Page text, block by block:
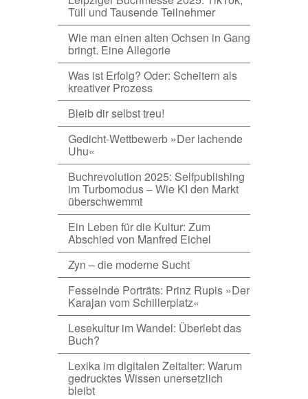
Tüll und Tausende Teilnehmer
Wie man einen alten Ochsen in Gang
bringt. Eine Allegorie
Was ist Erfolg? Oder: Scheitern als
kreativer Prozess
Bleib dir selbst treu!
Gedicht-Wettbewerb »Der lachende
Uhu«
Buchrevolution 2025: Selfpublishing
im Turbomodus – Wie KI den Markt
überschwemmt
Ein Leben für die Kultur: Zum
Abschied von Manfred Eichel
Zyn – die moderne Sucht
Fesselnde Porträts: Prinz Rupis »Der
Karajan vom Schillerplatz«
Lesekultur im Wandel: Überlebt das
Buch?
Lexika im digitalen Zeitalter: Warum
gedrucktes Wissen unersetzlich
bleibt